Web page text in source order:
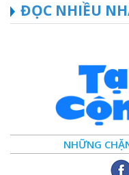
ĐỌC NHIỀU
NHỮNG